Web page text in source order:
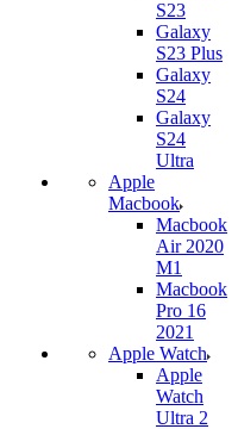
S23
Galaxy
S23 Plus
Galaxy
S24
Galaxy
S24
Ultra
Apple
Macbook
Macbook
Air 2020
M1
Macbook
Pro 16
2021
Apple Watch
Apple
Watch
Ultra 2